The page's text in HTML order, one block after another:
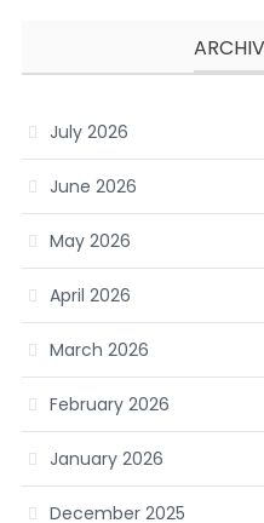
July 2026
June 2026
May 2026
April 2026
March 2026
February 2026
January 2026
December 2025